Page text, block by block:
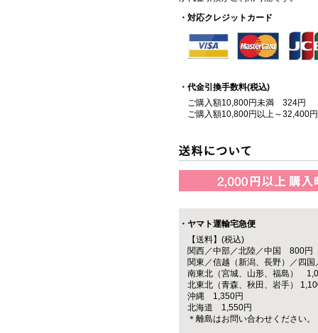
・対応クレジットカード
・代金引換手数料(税込)
ご購入額10,800円未満 324円
ご購入額10,800円以上～32,400
・ヤマト運輸宅急便
【送料】(税込)
関西／中部／北陸／中国 800円
関東／信越（新潟、長野）／四
南東北（宮城、山形、福島）
北東北（青森、秋田、岩手）
沖縄 1,350円
北海道 1,550円
＊離島はお問い合わせください。